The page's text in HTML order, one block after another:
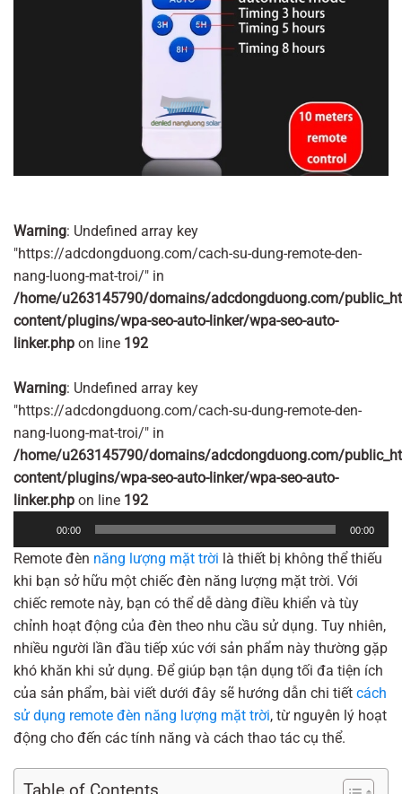
Warning: Undefined array key
"https://adcdongduong.com/cach-su-dung-remote-den-
nang-luong-mat-troi/" in
/home/u263145790/domains/adcdongduong.com/
content/plugins/wpa-seo-auto-linker/wpa-seo-auto-
linker.php on line 192
Warning: Undefined array key
"https://adcdongduong.com/cach-su-dung-remote-den-
nang-luong-mat-troi/" in
/home/u263145790/domains/adcdongduong.com/
content/plugins/wpa-seo-auto-linker/wpa-seo-auto-
linker.php on line 192
phát
âm
thanh
00:00 00:00
Remote đèn năng lượng mặt trời là thiết bị không thể thiếu
khi bạn sở hữu một chiếc đèn năng lượng mặt trời. Với
chiếc remote này, bạn có thể dễ dàng điều khiển và tùy
chỉnh hoạt động của đèn theo nhu cầu sử dụng. Tuy nhiên,
nhiều người lần đầu tiếp xúc với sản phẩm này thường gặp
khó khăn khi sử dụng. Để giúp bạn tận dụng tối đa tiện ích
của sản phẩm, bài viết dưới đây sẽ hướng dẫn chi tiết cách
sử dụng remote đèn năng lượng mặt trời, từ nguyên lý hoạt
động cho đến các tính năng và cách thao tác cụ thể.